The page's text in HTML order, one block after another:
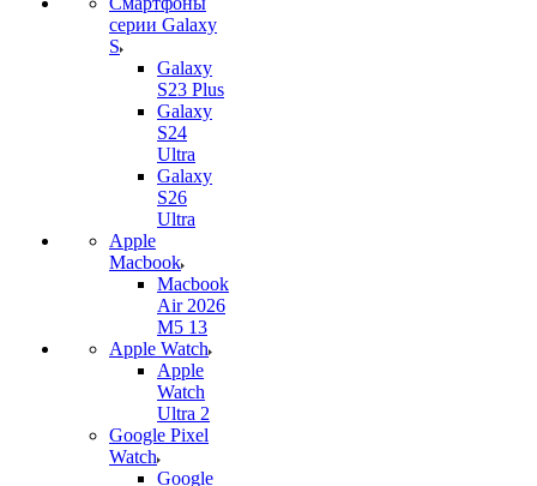
серии Galaxy
S
Galaxy
S23 Plus
Galaxy
S24
Ultra
Galaxy
S26
Ultra
Apple
Macbook
Macbook
Air 2026
M5 13
Apple Watch
Apple
Watch
Ultra 2
Google Pixel
Watch
Google